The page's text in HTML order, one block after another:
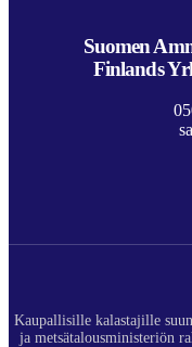
Suomen
Finlands
Kaupallisille kalastajille
ja metsätalousministeriön